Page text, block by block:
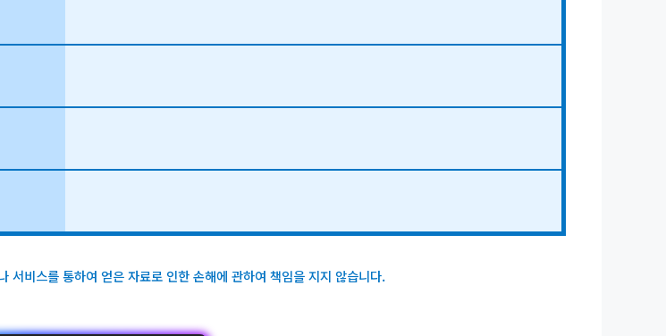
서비스를 통하여 얻은 자료로 인한 손해에 관하여 책임을 지지 않습니다.